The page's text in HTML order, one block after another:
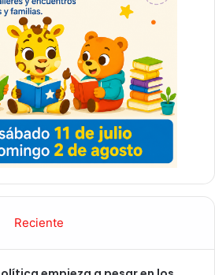
Reciente